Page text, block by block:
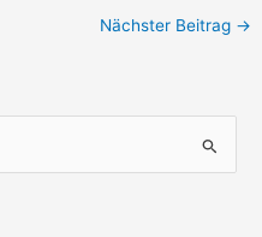
Nächster Beitrag →